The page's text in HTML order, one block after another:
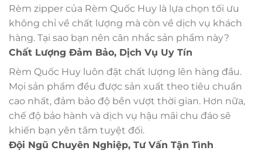
Rèm zipper của Rèm Quốc Huy là lựa chọn tối ưu
không chỉ về chất lượng mà còn về dịch vụ khách
hàng. Tại sao bạn nên cân nhắc sản phẩm này?
Chất Lượng Đảm Bảo, Dịch Vụ Uy Tín
Rèm Quốc Huy luôn đặt chất lượng lên hàng đầu.
Mọi sản phẩm đều được sản xuất theo tiêu chuẩn
cao nhất, đảm bảo độ bền vượt thời gian. Hơn nữa,
chế độ bảo hành và dịch vụ hậu mãi chu đáo sẽ
khiến bạn yên tâm tuyệt đối.
Đội Ngũ Chuyên Nghiệp, Tư Vấn Tận Tình